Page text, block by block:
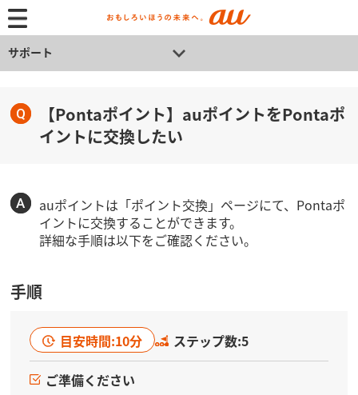
サポート
【Pontaポイント】auポイントをPontaポ
イントに交換したい
auポイントは「ポイント交換」ページにて、Pontaポ
イントに交換することができます。
詳細な手順は以下をご確認ください。
手順
目安時間:10分 ステップ数:5
ご準備ください